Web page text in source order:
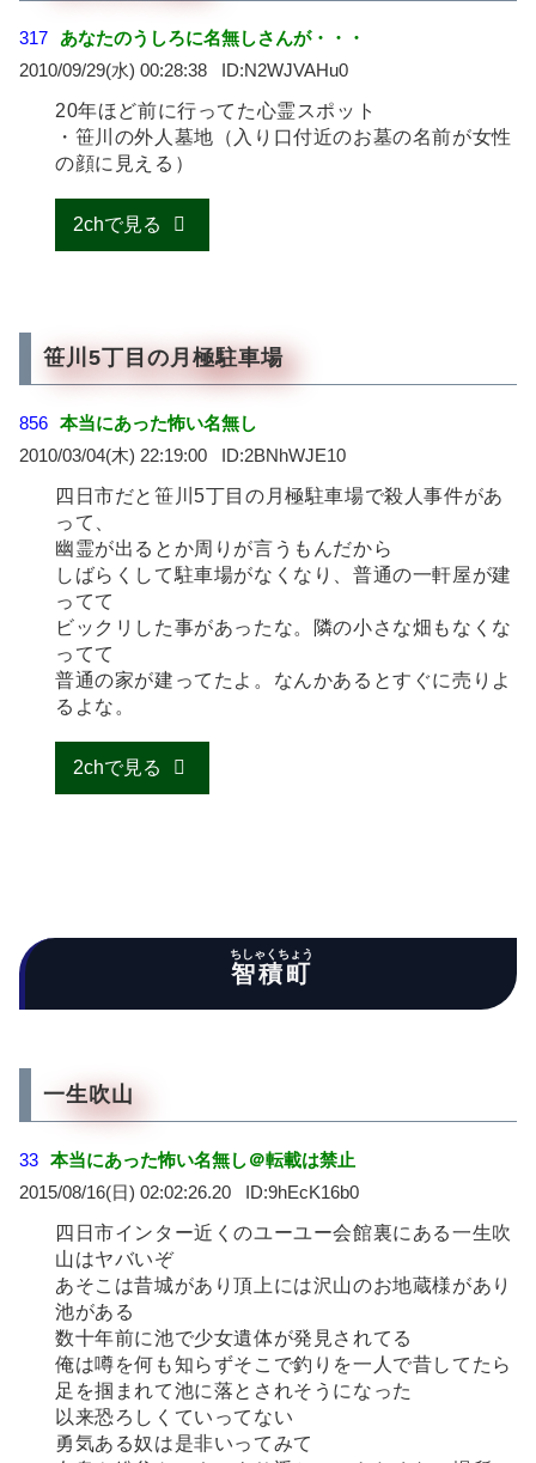
317 あなたのうしろに名無しさんが・・・
2010/09/29(水) 00:28:38
N2WJVAHu0
20年ほど前に行ってた心霊スポット
・笹川の外人墓地（入り口付近のお墓の名前が女性
の顔に見える）
2chで見る
笹川5丁目の月極駐車場
856 本当にあった怖い名無し
2010/03/04(木) 22:19:00
2BNhWJE10
四日市だと笹川5丁目の月極駐車場で殺人事件があ
って、
幽霊が出るとか周りが言うもんだから
しばらくして駐車場がなくなり、普通の一軒屋が建
ってて
ビックリした事があったな。隣の小さな畑もなくな
ってて
普通の家が建ってたよ。なんかあるとすぐに売りよ
るよな。
2chで見る
智積町
ちしゃくちょう
一生吹山
33 本当にあった怖い名無し＠転載は禁止
2015/08/16(日) 02:02:26.20
9hEcK16b0
四日市インター近くのユーユー会館裏にある一生吹
山はヤバいぞ
あそこは昔城があり頂上には沢山のお地蔵様があり
池がある
数十年前に池で少女遺体が発見されてる
俺は噂を何も知らずそこで釣りを一人で昔してたら
足を掴まれて池に落とされそうになった
以来恐ろしくていってない
勇気ある奴は是非いってみて